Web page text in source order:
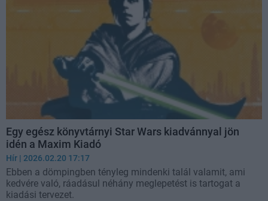
Egy egész könyvtárnyi Star Wars kiadvánnyal jön
idén a Maxim Kiadó
Hír | 2026.02.20 17:17
Ebben a dömpingben tényleg mindenki talál valamit, ami
kedvére való, ráadásul néhány meglepetést is tartogat a
kiadási tervezet.